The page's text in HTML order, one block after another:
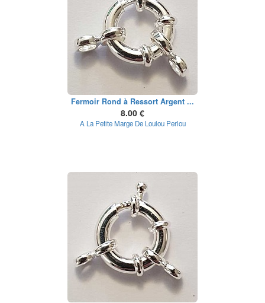
Fermoir Rond à Ressort Argent ...
8.00 €
A La Petite Marge De Loulou Perlou